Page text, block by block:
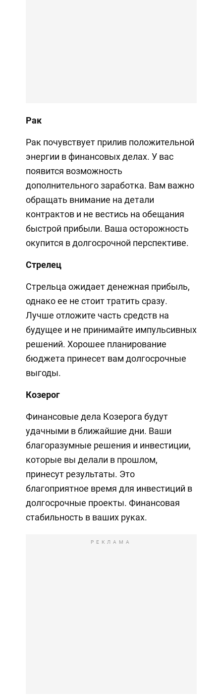
Рак
Рак почувствует прилив положительной
энергии в финансовых делах. У вас
появится возможность
дополнительного заработка. Вам важно
обращать внимание на детали
контрактов и не вестись на обещания
быстрой прибыли. Ваша осторожность
окупится в долгосрочной перспективе.
Стрелец
Стрельца ожидает денежная прибыль,
однако ее не стоит тратить сразу.
Лучше отложите часть средств на
будущее и не принимайте импульсивных
решений. Хорошее планирование
бюджета принесет вам долгосрочные
выгоды.
Козерог
Финансовые дела Козерога будут
удачными в ближайшие дни. Ваши
благоразумные решения и инвестиции,
которые вы делали в прошлом,
принесут результаты. Это
благоприятное время для инвестиций в
долгосрочные проекты. Финансовая
стабильность в ваших руках.
РЕКЛАМА